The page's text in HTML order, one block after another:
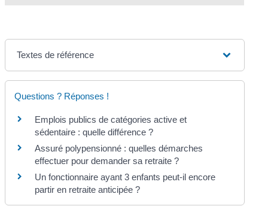
Textes de référence
Questions ? Réponses !
Emplois publics de catégories active et
sédentaire : quelle différence ?
Assuré polypensionné : quelles démarches
effectuer pour demander sa retraite ?
Un fonctionnaire ayant 3 enfants peut-il encore
partir en retraite anticipée ?